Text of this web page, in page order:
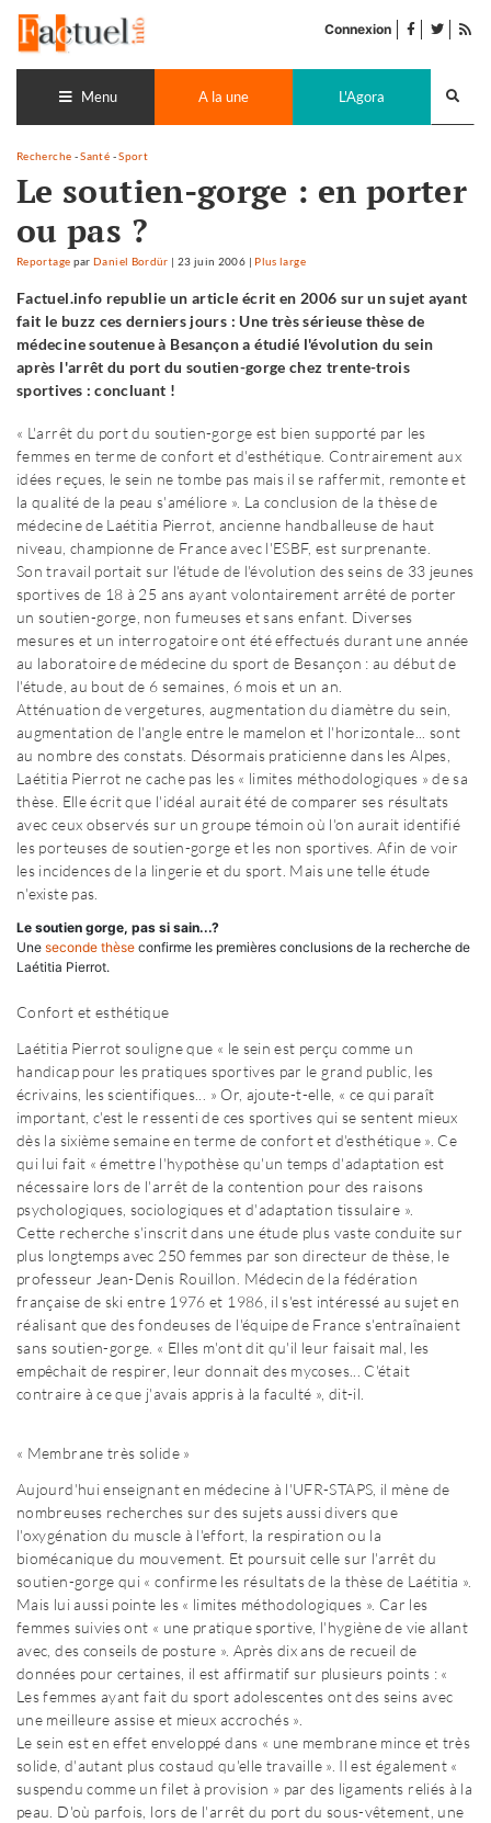
contenu
Connexion facebook
twitter
Menu A la une L'Agora
Recherche -Santé -Sport
Le soutien-gorge : en porter
ou pas ?
Reportage parDaniel Bordür | 23 juin 2006 | Plus large
Factuel.info republie un article écrit en 2006 sur un sujet ayant
fait le buzz ces derniers jours : Une très sérieuse thèse de
médecine soutenue à Besançon a étudié l'évolution du sein
après l'arrêt du port du soutien-gorge chez trente-trois
sportives : concluant !
« L'arrêt du port du soutien-gorge est bien supporté par les
femmes en terme de confort et d'esthétique. Contrairement aux
idées reçues, le sein ne tombe pas mais il se raffermit, remonte et
la qualité de la peau s'améliore ». La conclusion de la thèse de
médecine de Laétitia Pierrot, ancienne handballeuse de haut
niveau, championne de France avec l'ESBF, est surprenante.
Son travail portait sur l'étude de l'évolution des seins de 33 jeunes
sportives de 18 à 25 ans ayant volontairement arrêté de porter
un soutien-gorge, non fumeuses et sans enfant. Diverses
mesures et un interrogatoire ont été effectués durant une année
au laboratoire de médecine du sport de Besançon : au début de
l'étude, au bout de 6 semaines, 6 mois et un an.
Atténuation de vergetures, augmentation du diamètre du sein,
augmentation de l'angle entre le mamelon et l'horizontale... sont
au nombre des constats. Désormais praticienne dans les Alpes,
Laétitia Pierrot ne cache pas les « limites méthodologiques » de sa
thèse. Elle écrit que l'idéal aurait été de comparer ses résultats
avec ceux observés sur un groupe témoin où l'on aurait identifié
les porteuses de soutien-gorge et les non sportives. Afin de voir
les incidences de la lingerie et du sport. Mais une telle étude
n'existe pas.
Le soutien gorge, pas si sain...?
Une seconde thèse confirme les premières conclusions de la recherche de
Laétitia Pierrot.
Confort et esthétique
Laétitia Pierrot souligne que « le sein est perçu comme un
handicap pour les pratiques sportives par le grand public, les
écrivains, les scientifiques... » Or, ajoute-t-elle, « ce qui paraît
important, c'est le ressenti de ces sportives qui se sentent mieux
dès la sixième semaine en terme de confort et d'esthétique ». Ce
qui lui fait « émettre l'hypothèse qu'un temps d'adaptation est
nécessaire lors de l'arrêt de la contention pour des raisons
psychologiques, sociologiques et d'adaptation tissulaire ».
Cette recherche s'inscrit dans une étude plus vaste conduite sur
plus longtemps avec 250 femmes par son directeur de thèse, le
professeur Jean-Denis Rouillon. Médecin de la fédération
française de ski entre 1976 et 1986, il s'est intéressé au sujet en
réalisant que des fondeuses de l'équipe de France s'entraînaient
sans soutien-gorge. « Elles m'ont dit qu'il leur faisait mal, les
empêchait de respirer, leur donnait des mycoses... C'était
contraire à ce que j'avais appris à la faculté », dit-il.
« Membrane très solide »
Aujourd'hui enseignant en médecine à l'UFR-STAPS, il mène de
nombreuses recherches sur des sujets aussi divers que
l'oxygénation du muscle à l'effort, la respiration ou la
biomécanique du mouvement. Et poursuit celle sur l'arrêt du
soutien-gorge qui « confirme les résultats de la thèse de Laétitia ».
Mais lui aussi pointe les « limites méthodologiques ». Car les
femmes suivies ont « une pratique sportive, l'hygiène de vie allant
avec, des conseils de posture ». Après dix ans de recueil de
données pour certaines, il est affirmatif sur plusieurs points : «
Les femmes ayant fait du sport adolescentes ont des seins avec
une meilleure assise et mieux accrochés ».
Le sein est en effet enveloppé dans « une membrane mince et très
solide, d'autant plus costaud qu'elle travaille ». Il est également «
suspendu comme un filet à provision » par des ligaments reliés à la
peau. D'où parfois, lors de l'arrêt du port du sous-vêtement, une